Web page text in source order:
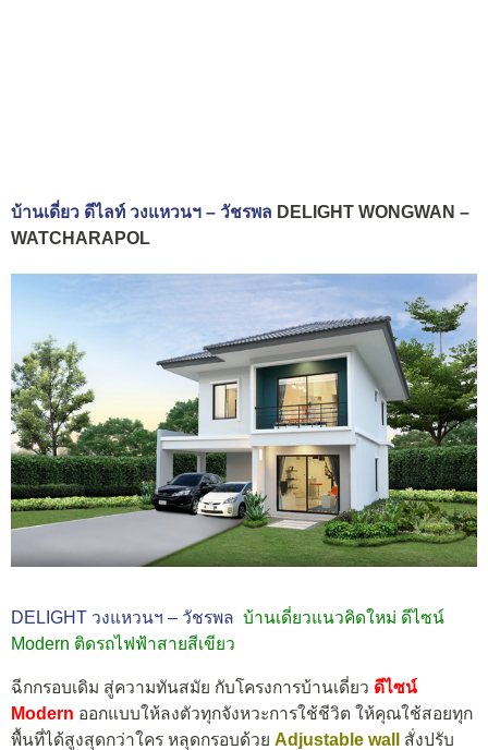
บ้านเดี่ยว ดีไลท์ วงแหวนฯ – วัชรพล DELIGHT WONGWAN –
WATCHARAPOL
DELIGHT วงแหวนฯ – วัชรพล บ้านเดี่ยวแนวคิดใหม่ ดีไซน์
Modern ติดรถไฟฟ้าสายสีเขียว
ฉีกกรอบเดิม สู่ความทันสมัย กับโครงการบ้านเดี่ยว ดีไซน์
Modern ออกแบบให้ลงตัวทุกจังหวะการใช้ชีวิต ให้คุณใช้สอยทุก
พื้นที่ได้สูงสุดกว่าใคร หลุดกรอบด้วย Adjustable wall
สั่งปรับ